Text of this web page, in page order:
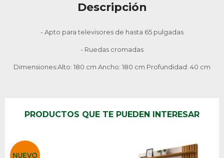
Descripción
- Apto para televisores de hasta 65 pulgadas
- Ruedas cromadas
Dimensiones:Alto: 180 cm Ancho: 180 cm Profundidad: 40 cm
PRODUCTOS QUE TE PUEDEN INTERESAR